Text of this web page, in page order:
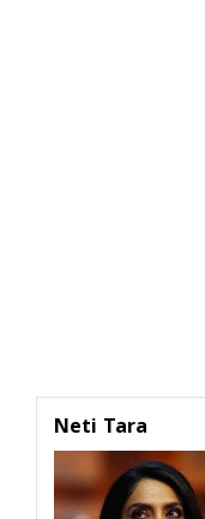
Neti Tara